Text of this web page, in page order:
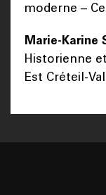
moderne –
Marie-Karine
Historienne
Est Créteil-